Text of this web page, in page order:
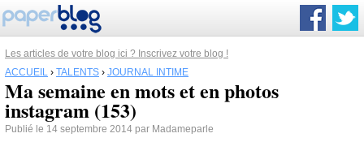
Les articles de votre blog ici ? Inscrivez votre blog !
ACCUEIL › TALENTS › JOURNAL INTIME
Ma semaine en mots et en photos
instagram (153)
Publié le 14 septembre 2014 par Madameparle